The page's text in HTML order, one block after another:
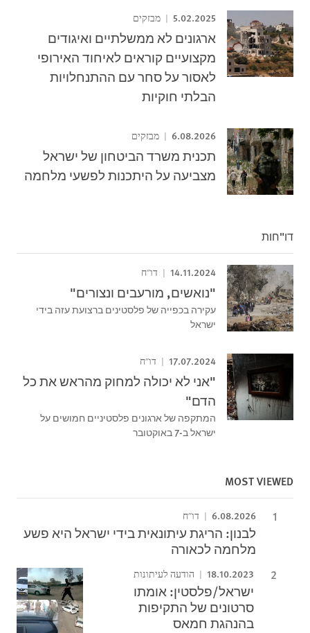
5.02.2025 מבזקים
ארגונים לא ממשלתיים ואיגודים
מקצועיים קוראים לאיחוד האירופי
לאסור על סחר עם ההתנחלויות
הבלתי חוקיות
6.08.2026 מבזקים
תכנית משרד הביטחון של ישראל
מצביעה על היתכנות לפשעי מלחמה
דו"חות
14.11.2024 דו"ח
"נואשים, מורעבים ונצורים"
עקירה בכפייה של פלסטינים ברצועת עזה בידי
ישראל
17.07.2024 דו"ח
"אני לא יכולה למחוק מהראש את כל
הדם"
המתקפה של ארגונים פלסטיניים חמושים על
ישראל ב-7 באוקטובר
MOST VIEWED
6.08.2026 דו"ח
לבנון: הריגת עיתונאית בידי ישראל היא פשע
מלחמה לכאורה
18.10.2023 הודעה לעיתונות
ישראל/פלסטין: אומתו
סרטונים של התקיפות
בהנהגת חמאס